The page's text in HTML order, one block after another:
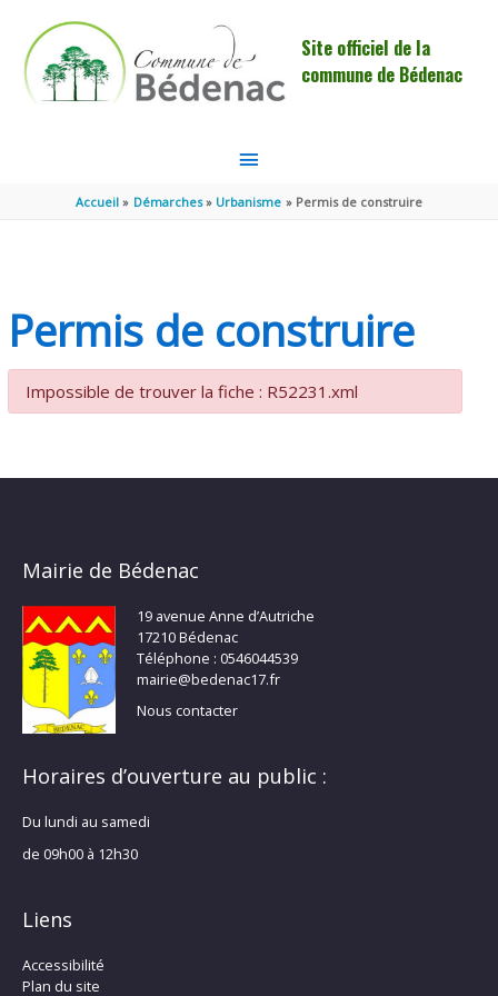
Site officiel de la
commune de Bédenac
MENU
PRINCIPAL
Accueil Démarches Urbanisme Permis de construire
Permis de construire
Impossible de trouver la fiche : R52231.xml
Mairie de Bédenac
19 avenue Anne d’Autriche
17210 Bédenac
Téléphone : 0546044539
mairie@bedenac17.fr
Nous contacter
Horaires d’ouverture au public :
Du lundi au samedi
de 09h00 à 12h30
Liens
Accessibilité
Plan du site